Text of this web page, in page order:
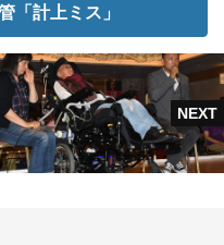
「計上ミス」